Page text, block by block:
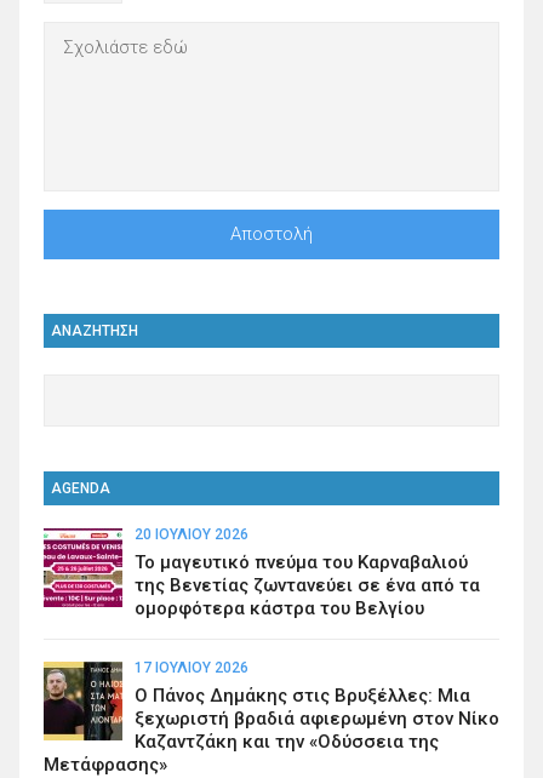
ΑΝΑΖΗΤΗΣΗ
AGENDA
20 ΙΟΥΛΊΟΥ 2026
Το μαγευτικό πνεύμα του Καρναβαλιού
της Βενετίας ζωντανεύει σε ένα από τα
ομορφότερα κάστρα του Βελγίου
17 ΙΟΥΛΊΟΥ 2026
Ο Πάνος Δημάκης στις Βρυξέλλες: Μια
ξεχωριστή βραδιά αφιερωμένη στον Νίκο
Καζαντζάκη και την «Οδύσσεια της
Μετάφρασης»